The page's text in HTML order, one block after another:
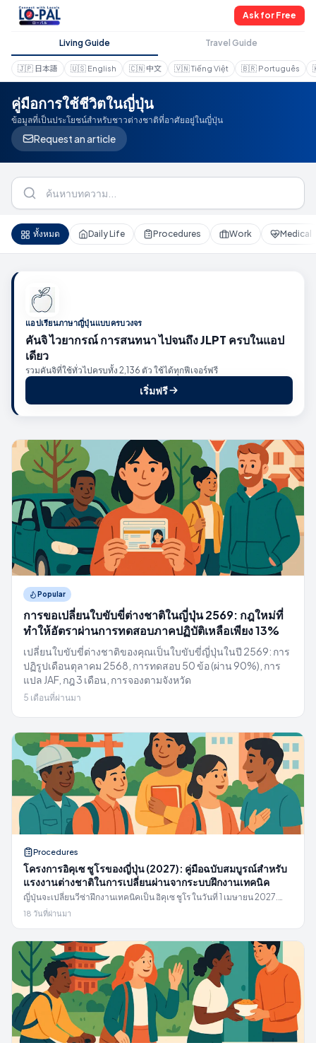
Ask for Free
Living Guide Travel Guide
🇯🇵 日本語 🇺🇸 English 🇨🇳 中文 🇻🇳Tiếng Việt 🇧🇷 Português
คู่มือการใช้ชีวิตในญี่ปุ่น
ข้อมูลที่เป็นประโยชน์สำหรับชาวต่างชาติที่อาศัยอยู่ในญี่ปุ่น
Request an article
ทั้งหมด Daily Life Procedures Work Medical
แอปเรียนภาษาญี่ปุ่นแบบครบวงจร
คันจิ ไวยากรณ์ การสนทนา ไปจนถึง JLPT ครบในแอป
เดียว
รวมคันจิที่ใช้ทั่วไปครบทั้ง 2,136 ตัว ใช้ได้ทุกฟีเจอร์ฟรี
เริ่มฟรี
Popular
การขอเปลี่ยนใบขับขี่ต่างชาติในญี่ปุ่น 2569: กฎใหม่ที่
ทำให้อัตราผ่านการทดสอบภาคปฏิบัติเหลือเพียง 13%
เปลี่ยนใบขับขี่ต่างชาติของคุณเป็นใบขับขี่ญี่ปุ่นในปี 2569: การ
ปฏิรูปเดือนตุลาคม 2568, การทดสอบ 50 ข้อ (ผ่าน 90%), การ
แปล JAF, กฎ 3 เดือน, การจองตามจังหวัด
5 เดือนที่ผ่านมา
Procedures
โครงการอิคุเซ ชูโรของญี่ปุ่น (2027): คู่มือฉบับสมบูรณ์สำหรับ
แรงงานต่างชาติในการเปลี่ยนผ่านจากระบบฝึกงานเทคนิค
ญี่ปุ่นจะเปลี่ยนวีซ่าฝึกงานเทคนิคเป็น อิคุเซ ชูโร ในวันที่ 1 เมษายน 2027.
คู่มือฉบับสมบูรณ์ปี 2026 สำหรับแรงงานต่างชาติ: 17 ภาคส่วน, กฎการโอน
ย้าย, ข้อกำหนดภาษาญี่ปุ่น A1, เส้นทาง SSW1/SSW2, และเส้นตาย 1
เมษายน 2026 ที่ผู้ฝึกงานปัจจุบันส่วนใหญ่พลาด.
18 วันที่ผ่านมา